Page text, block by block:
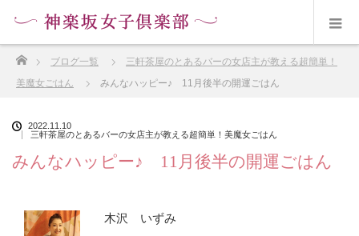
ブログ一覧
三軒茶屋のとあるバーの女店主が教える超簡単！
美魔女ごはん
みんなハッピー♪ 11月後半の開運ごはん
2022.11.10
三軒茶屋のとあるバーの女店主が教える超簡単！美魔女ごはん
みんなハッピー♪ 11月後半の開運ごはん
木沢 いずみ